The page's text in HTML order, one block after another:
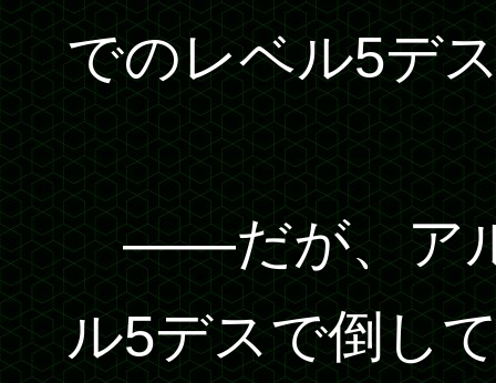
でのレベル5デ
――だが、アル
ル5デスで倒し